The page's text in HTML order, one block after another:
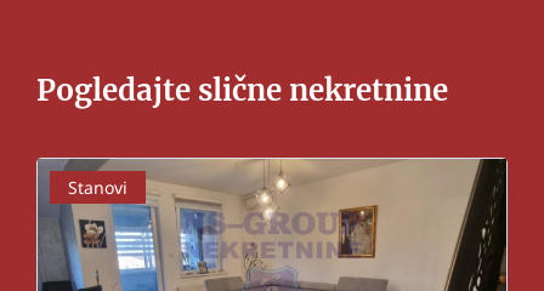
Pogledajte slične nekretnine
Stanovi